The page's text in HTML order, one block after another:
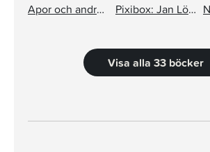
Apor och andra djur Pixibox: Jan Lööf
Visa alla 33 böcker